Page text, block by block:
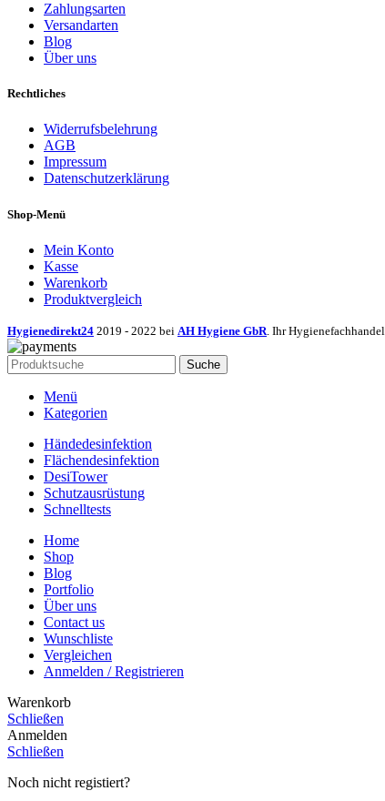
Zahlungsarten
Versandarten
Blog
Über uns
Rechtliches
Widerrufsbelehrung
AGB
Impressum
Datenschutzerklärung
Shop-Menü
Mein Konto
Kasse
Warenkorb
Produktvergleich
Hygienedirekt24 2019 - 2022 bei AH Hygiene GbR . Ihr Hygienefachhandel.
Suche
Menü
Kategorien
Händedesinfektion
Flächendesinfektion
DesiTower
Schutzausrüstung
Schnelltests
Home
Shop
Blog
Portfolio
Über uns
Contact us
Wunschliste
Vergleichen
Anmelden / Registrieren
Warenkorb
Schließen
Anmelden
Schließen
Noch nicht registiert?